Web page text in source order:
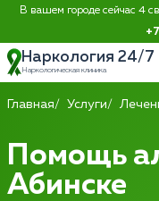
В вашем городе сейчас 4
Наркология 24/7
Наркологическая клиника
Главная Услуги
Помощь
Абинске